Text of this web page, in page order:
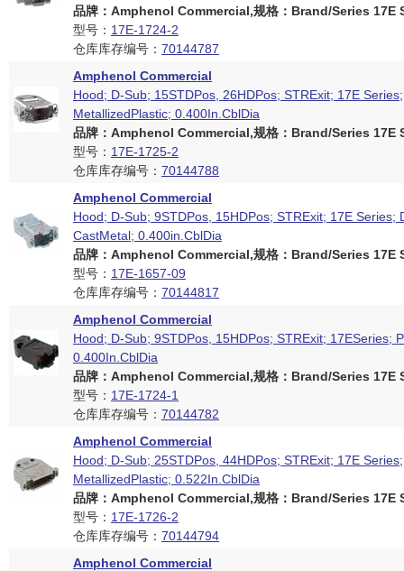
品牌：Amphenol Commercial,规格：Brand/Series 17E
型号： 17E-1724-2
仓库库存编号： 70144787
Amphenol Commercial
Hood; D-Sub; 15STDPos, 26HDPos; STRExit; 17E Series;
MetallizedPlastic; 0.400In.CblDia
品牌：Amphenol Commercial,规格：Brand/Series 17E
型号： 17E-1725-2
仓库库存编号： 70144788
Amphenol Commercial
Hood; D-Sub; 9STDPos, 15HDPos; STRExit; 17E Series;
CastMetal; 0.400in.CblDia
品牌：Amphenol Commercial,规格：Brand/Series 17E
型号： 17E-1657-09
仓库库存编号： 70144817
Amphenol Commercial
Hood; D-Sub; 9STDPos, 15HDPos; STRExit; 17ESeries;
0.400In.CblDia
品牌：Amphenol Commercial,规格：Brand/Series 17E
型号： 17E-1724-1
仓库库存编号： 70144782
Amphenol Commercial
Hood; D-Sub; 25STDPos, 44HDPos; STRExit; 17E Series;
MetallizedPlastic; 0.522In.CblDia
品牌：Amphenol Commercial,规格：Brand/Series 17E
型号： 17E-1726-2
仓库库存编号： 70144794
Amphenol Commercial